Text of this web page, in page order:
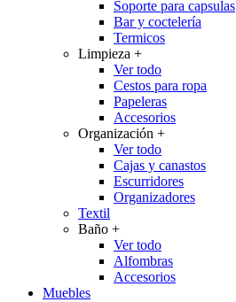
Soporte para capsulas
Bar y coctelería
Termicos
Limpieza +
Ver todo
Cestos para ropa
Papeleras
Accesorios
Organización +
Ver todo
Cajas y canastos
Escurridores
Organizadores
Textil
Baño +
Ver todo
Alfombras
Accesorios
Muebles